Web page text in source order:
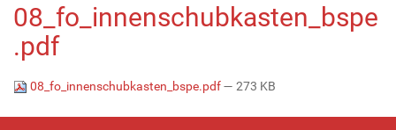
08_fo_innenschubkasten_bspe
.pdf
08_fo_innenschubkasten_bspe.pdf— 273 KB